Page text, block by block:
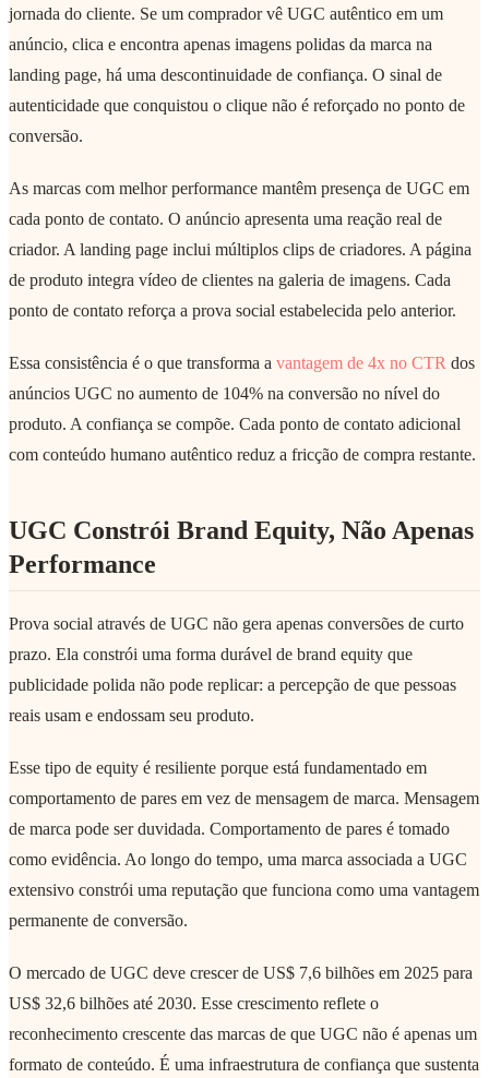
jornada do cliente. Se um comprador vê UGC autêntico em um
anúncio, clica e encontra apenas imagens polidas da marca na
landing page, há uma descontinuidade de confiança. O sinal de
autenticidade que conquistou o clique não é reforçado no ponto de
conversão.
As marcas com melhor performance mantêm presença de UGC em
cada ponto de contato. O anúncio apresenta uma reação real de
criador. A landing page inclui múltiplos clips de criadores. A página
de produto integra vídeo de clientes na galeria de imagens. Cada
ponto de contato reforça a prova social estabelecida pelo anterior.
Essa consistência é o que transforma a vantagem de 4x no CTR dos
anúncios UGC no aumento de 104% na conversão no nível do
produto. A confiança se compõe. Cada ponto de contato adicional
com conteúdo humano autêntico reduz a fricção de compra restante.
UGC Constrói Brand Equity, Não Apenas
Performance
Prova social através de UGC não gera apenas conversões de curto
prazo. Ela constrói uma forma durável de brand equity que
publicidade polida não pode replicar: a percepção de que pessoas
reais usam e endossam seu produto.
Esse tipo de equity é resiliente porque está fundamentado em
comportamento de pares em vez de mensagem de marca. Mensagem
de marca pode ser duvidada. Comportamento de pares é tomado
como evidência. Ao longo do tempo, uma marca associada a UGC
extensivo constrói uma reputação que funciona como uma vantagem
permanente de conversão.
O mercado de UGC deve crescer de US$ 7,6 bilhões em 2025 para
US$ 32,6 bilhões até 2030. Esse crescimento reflete o
reconhecimento crescente das marcas de que UGC não é apenas um
formato de conteúdo. É uma infraestrutura de confiança que sustenta